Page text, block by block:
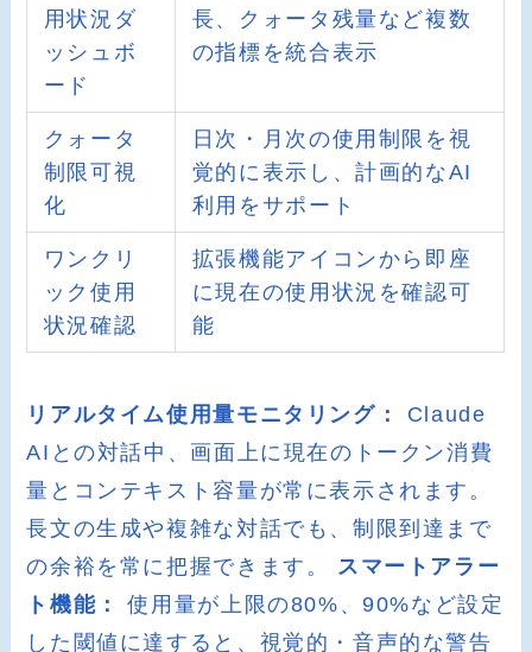
用状況ダ
ッシュボ
ード
長、クォータ残量など複数
の指標を統合表示
クォータ
制限可視
化
日次・月次の使用制限を視
覚的に表示し、計画的なAI
利用をサポート
ワンクリ
ック使用
状況確認
拡張機能アイコンから即座
に現在の使用状況を確認可
能
リアルタイム使用量モニタリング：
Claude
AIとの対話中、画面上に現在のトークン消費
量とコンテキスト容量が常に表示されます。
長文の生成や複雑な対話でも、制限到達まで
の余裕を常に把握できます。 スマートアラー
ト機能：
使用量が上限の80%、90%など設定
した閾値に達すると、視覚的・音声的な警告